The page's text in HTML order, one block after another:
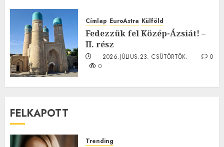
2026.JÚLIUS.23. CSÜTÖRTÖK.
0
Címlap EuroAstra Külföld
Fedezzük fel Közép-Ázsiát! –
II. rész
2026.JÚLIUS.23. CSÜTÖRTÖK.
0
0
FELKAPOTT
Trending